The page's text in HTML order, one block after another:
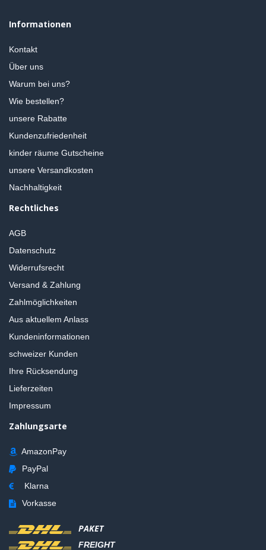
Informationen
Kontakt
Über uns
Warum bei uns?
Wie bestellen?
unsere Rabatte
Kundenzufriedenheit
kinder räume Gutscheine
unsere Versandkosten
Nachhaltigkeit
Rechtliches
AGB
Datenschutz
Widerrufsrecht
Versand & Zahlung
Zahlmöglichkeiten
Aus aktuellem Anlass
Kundeninformationen
schweizer Kunden
Ihre Rücksendung
Lieferzeiten
Impressum
Zahlungsarte
AmazonPay
PayPal
Klarna
Vorkasse
PAKET
FREIGHT